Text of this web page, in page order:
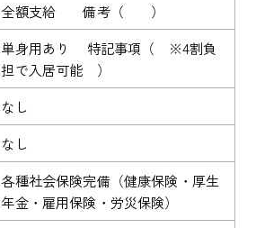
全額支給 備考（ ）
単身用あり 特記事項（ ※4割負
担で入居可能 ）
なし
なし
各種社会保険完備（健康保険・厚生
年金・雇用保険・労災保険）